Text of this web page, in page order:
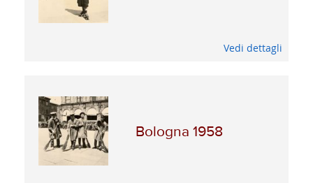
Vedi dettagli
Bologna 1958